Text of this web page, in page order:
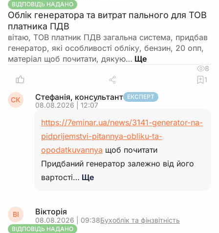
ВІДПОВІДЬ НАДАНО
Облік генератора та витрат пального для ТОВ
платника ПДВ
вітаю, ТОВ платник ПДВ загальна система, придбав
генератор, які особливості обліку, бензин, 20 опп,
матеріал щоб почитати, дякую…
8
1
СК Стефанія, консультант ЕКСПЕРТ
08.08.2026 | 12:07
https://7eminar.ua/news/3141-generator-na-
pidprijemstvi-pitannya-obliku-ta-
opodatkuvannya щоб почитати
Придбаний генератор залежно від його
вартості… Ще
ВІ Вікторія
08.08.2026 | 09:38Бухоблік та фінзвітність
ВІДПОВІДЬ НАДАНО